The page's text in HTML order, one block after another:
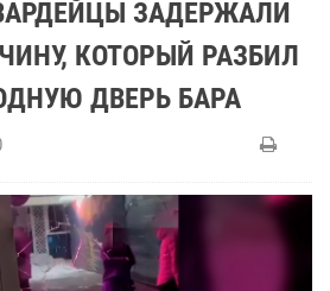
ЗАДЕРЖАЛИ
КОТОРЫЙ РАЗБИЛ
ДВЕРЬ БАРА